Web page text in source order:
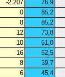
-2.207
76,9
0
85,2
8
85,2
12
73,8
10
61,0
16
52,5
8
39,7
6
45,4